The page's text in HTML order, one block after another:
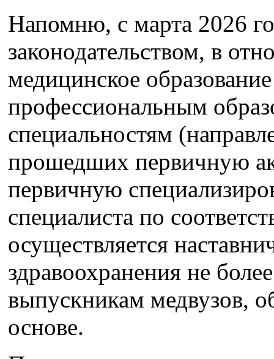
Напомню, с марта 2026
законодательством, в
медицинское
профессиональным
специальностям
прошедших первичную
первичную
специалиста по
осуществляется
здравоохранения не
выпускникам медвузов,
основе.